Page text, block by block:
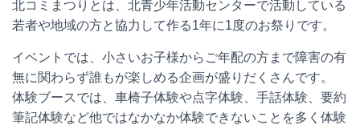
北コミまつりとは、北青少年活動センターで活動している
若者や地域の方と協力して作る1年に1度のお祭りです。
イベントでは、小さいお子様からご年配の方まで障害の有
無に関わらず誰もが楽しめる企画が盛りだくさんです。
体験ブースでは、車椅子体験や点字体験、手話体験、要約
筆記体験など他ではなかなか体験できないことを多く体験